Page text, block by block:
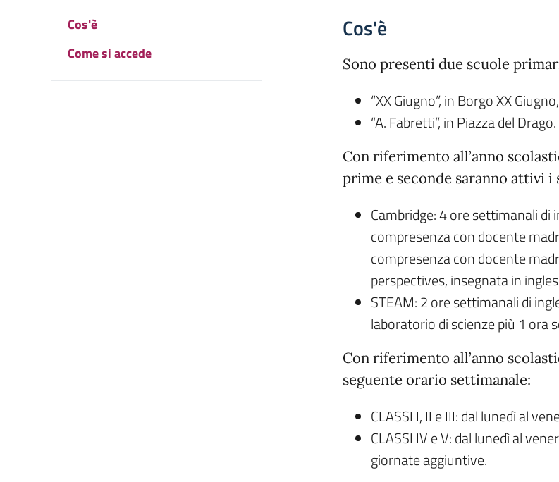
Cos'è
Come si accede
Cos'è
Sono presenti due scuole
“XX Giugno”, in Borgo XX Giugno,
“A. Fabretti”, in Piazza del Drago.
Con riferimento all’anno
prime e seconde saranno attivi
Cambridge: 4 ore settimanali di
compresenza con docente
compresenza con docente
perspectives, insegnata in
STEAM: 2 ore settimanali di
laboratorio di scienze più 1 ora
Con riferimento all’anno
seguente orario settimanale:
CLASSI I, II e III: dal lunedì al
CLASSI IV e V: dal lunedì al
giornate aggiuntive.